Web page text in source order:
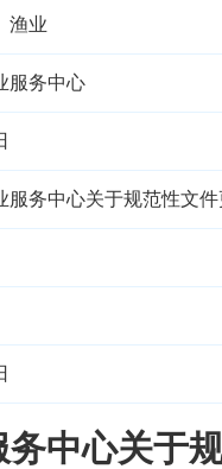
渔业
服务中心
服务中心关于规范性文
中心关于